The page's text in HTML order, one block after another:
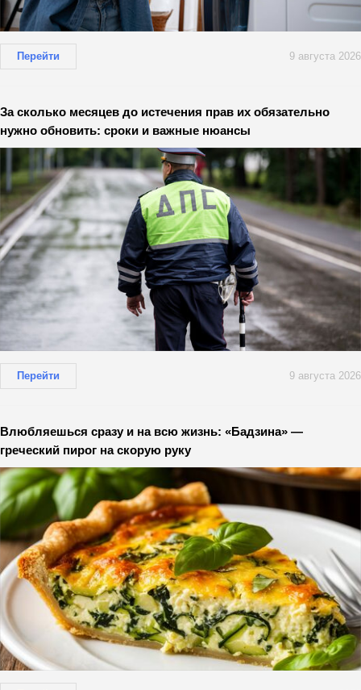
Перейти 9 августа 2026
За сколько месяцев до истечения прав их обязательно
нужно обновить: сроки и важные нюансы
Перейти 9 августа 2026
Влюбляешься сразу и на всю жизнь: «Бадзина» —
греческий пирог на скорую руку